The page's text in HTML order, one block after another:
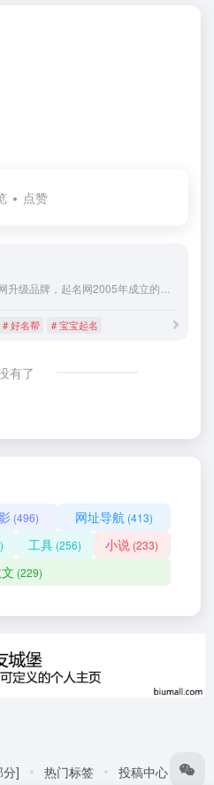
点赞
# 好名帮 # 宝宝起名
有了
(496) 网址导航 (413)
工具(256) 小说 (233)
(229)
] 热门标签 投稿中心